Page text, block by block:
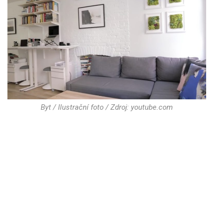
Byt / Ilustrační foto / Zdroj: youtube.com